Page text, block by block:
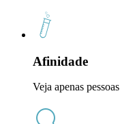
Afinidade
Veja apenas